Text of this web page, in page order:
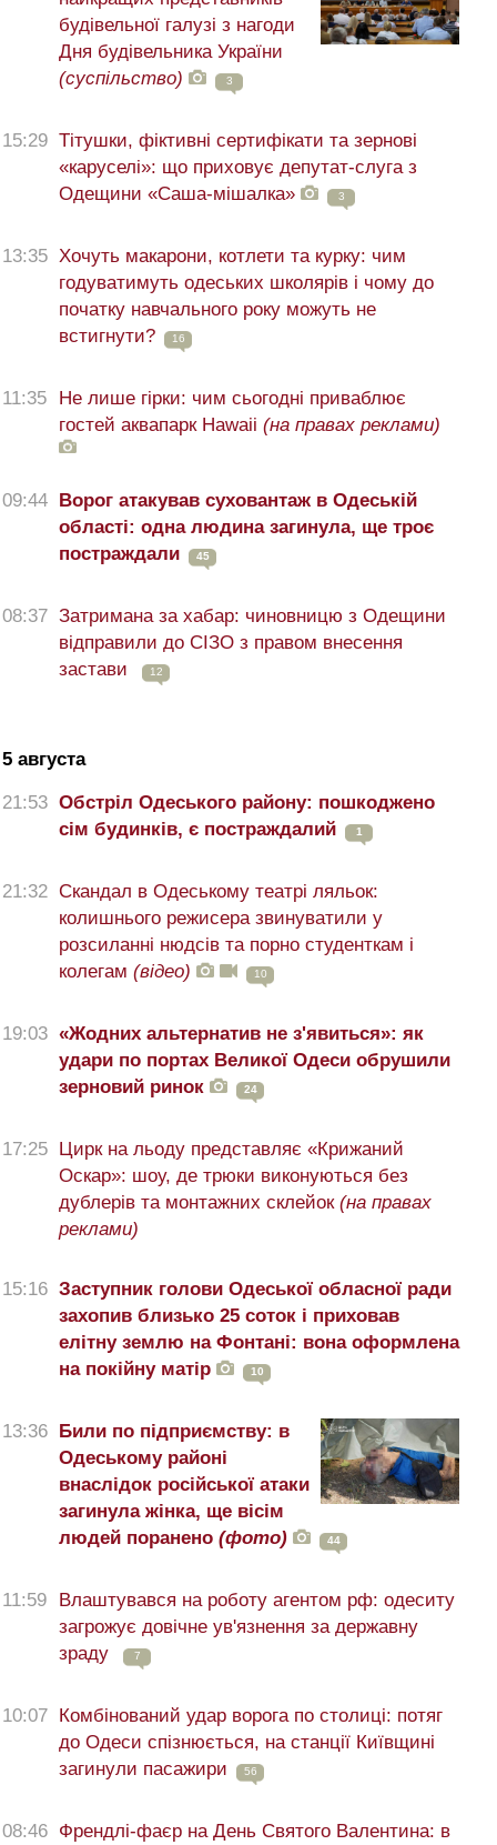
будівельної галузі з нагоди
Дня будівельника України
(суспільство)
3
15:29 Тітушки, фіктивні сертифікати та зернові
«каруселі»: що приховує депутат-слуга з
Одещини «Саша-мішалка»
3
13:35 Хочуть макарони, котлети та курку: чим
годуватимуть одеських школярів і чому до
початку навчального року можуть не
встигнути?
16
11:35
Не лише гірки: чим сьогодні приваблює
гостей аквапарк Hawaii (на правах реклами)
09:44 Ворог атакував суховантаж в Одеській
області: одна людина загинула, ще троє
постраждали
45
08:37 Затримана за хабар: чиновницю з Одещини
відправили до СІЗО з правом внесення
застави
12
5 августа
21:53 Обстріл Одеського району: пошкоджено
сім будинків, є постраждалий
1
21:32 Скандал в Одеському театрі ляльок:
колишнього режисера звинуватили у
розсиланні нюдсів та порно студенткам і
колегам (відео) 10
19:03 «Жодних альтернатив не з'явиться»: як
удари по портах Великої Одеси обрушили
зерновий ринок
24
17:25 Цирк на льоду представляє «Крижаний
Оскар»: шоу, де трюки виконуються без
дублерів та монтажних склейок (на правах
реклами)
15:16 Заступник голови Одеської обласної ради
захопив близько 25 соток і приховав
елітну землю на Фонтані: вона оформлена
на покійну матір
10
13:36 Били по підприємству: в
Одеському районі
внаслідок російської атаки
загинула жінка, ще вісім
людей поранено (фото) 44
11:59
Влаштувався на роботу агентом рф: одеситу
загрожує довічне ув'язнення за державну
зраду
7
10:07 Комбінований удар ворога по столиці: потяг
до Одеси спізнюється, на станції Київщині
загинули пасажири
56
08:46 Френдлі-фаєр на День Святого Валентина: в